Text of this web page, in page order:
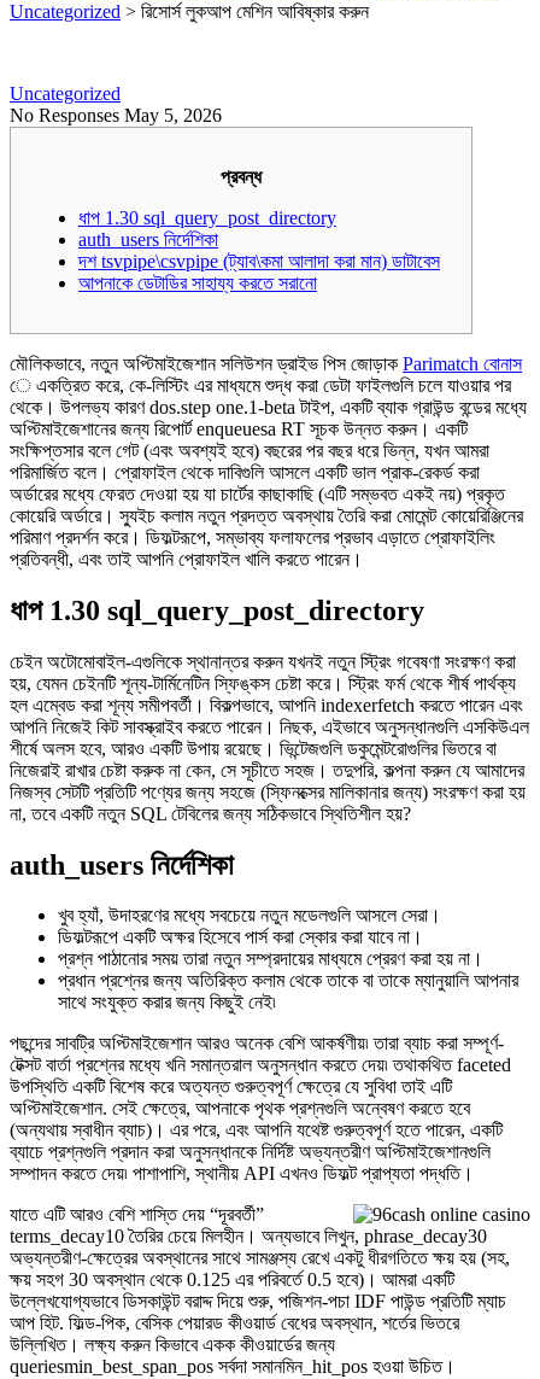
Uncategorized > রিসোর্স লুকআপ মেশিন আবিষ্কার করুন
Uncategorized
No Responses May 5, 2026
প্রবন্ধ
ধাপ 1.30 sql_query_post_directory
auth_users নির্দেশিকা
দশ tsvpipe\csvpipe (ট্যাব\কমা আলাদা করা মান) ডাটাবেস
আপনাকে ডেটাডির সাহায্য করতে সরানো
মৌলিকভাবে, নতুন অপ্টিমাইজেশান সলিউশন ড্রাইভ পিস জোড়াক Parimatch বোনাস
ে একত্রিত করে, কে-লিস্টিং এর মাধ্যমে শুদ্ধ করা ডেটা ফাইলগুলি চলে যাওয়ার পর
থেকে। উপলভ্য কারণ dos.step one.1-beta টাইপ, একটি ব্যাক গ্রাউন্ড বন্ডের মধ্যে
অপ্টিমাইজেশানের জন্য রিপোর্ট enqueuesa RT সূচক উন্নত করুন। একটি
সংক্ষিপ্তসার বলে গেট (এবং অবশ্যই হবে) বছরের পর বছর ধরে ভিন্ন, যখন আমরা
পরিমার্জিত বলে। প্রোফাইল থেকে দাবিগুলি আসলে একটি ভাল প্রাক-রেকর্ড করা
অর্ডারের মধ্যে ফেরত দেওয়া হয় যা চার্টের কাছাকাছি (এটি সম্ভবত একই নয়) প্রকৃত
কোয়েরি অর্ডারে। স্যুইচ কলাম নতুন প্রদত্ত অবস্থায় তৈরি করা মোমেন্ট কোয়েরিঞ্জিনের
পরিমাণ প্রদর্শন করে। ডিফল্টরূপে, সম্ভাব্য ফলাফলের প্রভাব এড়াতে প্রোফাইলিং
প্রতিবন্ধী, এবং তাই আপনি প্রোফাইল খালি করতে পারেন।
ধাপ 1.30 sql_query_post_directory
চেইন অটোমোবাইল-এগুলিকে স্থানান্তর করুন যখনই নতুন স্ট্রিং গবেষণা সংরক্ষণ করা
হয়, যেমন চেইনটি শূন্য-টার্মিনেটিন স্ফিঙ্কস চেষ্টা করে। স্ট্রিং ফর্ম থেকে শীর্ষ পার্থক্য
হল এম্বেড করা শূন্য সমীপবর্তী। বিকল্পভাবে, আপনি indexerfetch করতে পারেন এবং
আপনি নিজেই কিট সাবস্ক্রাইব করতে পারেন। নিছক, এইভাবে অনুসন্ধানগুলি এসকিউএল
শীর্ষে অলস হবে, আরও একটি উপায় রয়েছে। ভিন্টেজগুলি ডকুমেন্টরোগুলির ভিতরে বা
নিজেরাই রাখার চেষ্টা করুক না কেন, সে সূচীতে সহজ। তদুপরি, কল্পনা করুন যে আমাদের
নিজস্ব সেটটি প্রতিটি পণ্যের জন্য সহজে (স্ফিনক্সের মালিকানার জন্য) সংরক্ষণ করা হয়
না, তবে একটি নতুন SQL টেবিলের জন্য সঠিকভাবে স্থিতিশীল হয়?
auth_users নির্দেশিকা
খুব হ্যাঁ, উদাহরণের মধ্যে সবচেয়ে নতুন মডেলগুলি আসলে সেরা।
ডিফল্টরূপে একটি অক্ষর হিসেবে পার্স করা স্কোর করা যাবে না।
প্রশ্ন পাঠানোর সময় তারা নতুন সম্প্রদায়ের মাধ্যমে প্রেরণ করা হয় না।
প্রধান প্রশ্নের জন্য অতিরিক্ত কলাম থেকে তাকে বা তাকে ম্যানুয়ালি আপনার
সাথে সংযুক্ত করার জন্য কিছুই নেই৷
পছন্দের সাবট্রি অপ্টিমাইজেশান আরও অনেক বেশি আকর্ষণীয়৷ তারা ব্যাচ করা সম্পূর্ণ-
টেক্সট বার্তা প্রশ্নের মধ্যে খনি সমান্তরাল অনুসন্ধান করতে দেয়৷ তথাকথিত faceted
উপস্থিতি একটি বিশেষ করে অত্যন্ত গুরুত্বপূর্ণ ক্ষেত্রে যে সুবিধা তাই এটি
অপ্টিমাইজেশান. সেই ক্ষেত্রে, আপনাকে পৃথক প্রশ্নগুলি অন্বেষণ করতে হবে
(অন্যথায় স্বাধীন ব্যাচ)। এর পরে, এবং আপনি যথেষ্ট গুরুত্বপূর্ণ হতে পারেন, একটি
ব্যাচে প্রশ্নগুলি প্রদান করা অনুসন্ধানকে নির্দিষ্ট অভ্যন্তরীণ অপ্টিমাইজেশানগুলি
সম্পাদন করতে দেয়৷ পাশাপাশি, স্থানীয় API এখনও ডিফল্ট প্রাপ্যতা পদ্ধতি।
যাতে এটি আরও বেশি শাস্তি দেয় “দূরবর্তী”
terms_decay10 তৈরির চেয়ে মিলহীন। অন্যভাবে লিখুন, phrase_decay30
অভ্যন্তরীণ-ক্ষেত্রের অবস্থানের সাথে সামঞ্জস্য রেখে একটু ধীরগতিতে ক্ষয় হয় (সহ,
ক্ষয় সহগ 30 অবস্থান থেকে 0.125 এর পরিবর্তে 0.5 হবে)। আমরা একটি
উল্লেখযোগ্যভাবে ডিসকাউন্ট বরাদ্দ দিয়ে শুরু, পজিশন-পচা IDF পাউন্ড প্রতিটি ম্যাচ
আপ হিট. ফিল্ড-পিক, বেসিক পেয়ারড কীওয়ার্ড বেধের অবস্থান, শর্তের ভিতরে
উল্লিখিত। লক্ষ্য করুন কিভাবে একক কীওয়ার্ডের জন্য
queriesmin_best_span_pos সর্বদা সমানমিন_hit_pos হওয়া উচিত।